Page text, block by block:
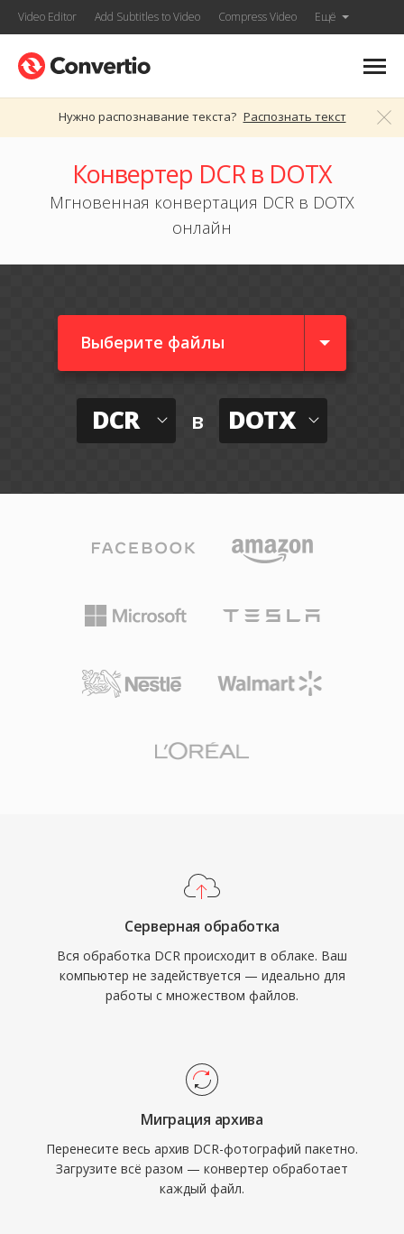
Video Editor Add Subtitles to Video Compress Video Ещё
Нужно распознавание текста? Распознать текст
Конвертер DCR в DOTX
Мгновенная конвертация DCR в DOTX
онлайн
Выберите файлы
DCR в DOTX
Серверная обработка
Вся обработка DCR происходит в облаке. Ваш
компьютер не задействуется — идеально для
работы с множеством файлов.
Миграция архива
Перенесите весь архив DCR-фотографий пакетно.
Загрузите всё разом — конвертер обработает
каждый файл.